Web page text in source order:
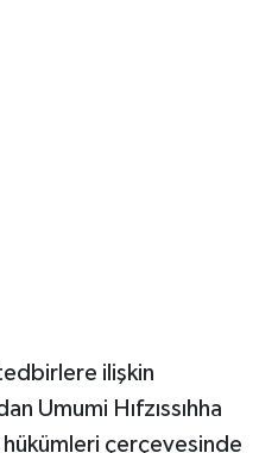
ilişkin
Umumi Hıfzıssıhha
çerçevesinde